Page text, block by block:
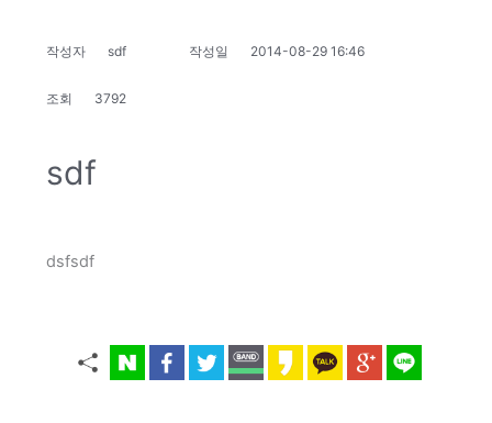
작성자 sdf 작성일 2014-08-29 16:46
조회 3792
sdf
dsfsdf